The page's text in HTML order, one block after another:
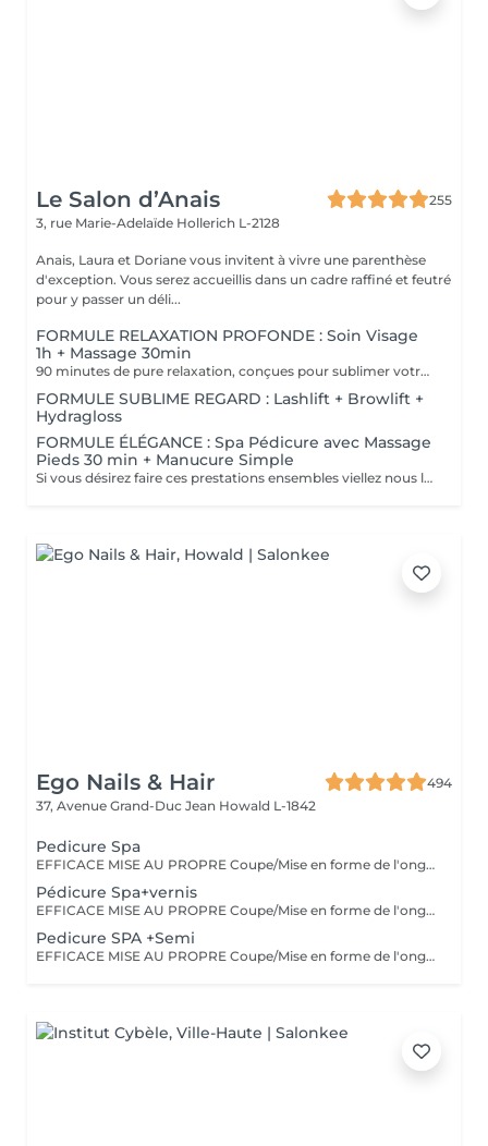
Le Salon d’Anais
255
3, rue Marie-Adelaïde Hollerich L-2128
Anais, Laura et Doriane vous invitent à vivre une parenthèse
d'exception. Vous serez accueillis dans un cadre raffiné et feutré
pour y passer un déli...
FORMULE RELAXATION PROFONDE : Soin Visage
1h + Massage 30min
90 minutes de pure relaxation, conçues pour sublimer votre peau tout en relâchant les tensions du corps. Une Tisane détox vous sera offerte pour prolonger cet instant de douceur.
FORMULE SUBLIME REGARD : Lashlift + Browlift +
Hydragloss
FORMULE ÉLÉGANCE : Spa Pédicure avec Massage
Pieds 30 min + Manucure Simple
Si vous désirez faire ces prestations ensembles viellez nous le préciser en note lors de votre réservation. Un supplément vous sera demander si vous souhaiter un vernis simple ou semi-permanent.
Ego Nails & Hair
494
37, Avenue Grand-Duc Jean Howald L-1842
Pedicure Spa
EFFICACE MISE AU PROPRE Coupe/Mise en forme de l'ongle/retrait des cuticules/retrait des callosités/peeling/gommage/crème La pédicure classique est une pédicure simple complète et efficace elle est parfaite pour entretenir vos pieds tout au long de l'année.
Pédicure Spa+vernis
EFFICACE MISE AU PROPRE Coupe/Mise en forme de l'ongle/retrait des cuticules/retrait des callosités/peeling/gommage/crème La pédicure classique est une pédicure simple complète et efficace elle est parfaite pour entretenir vos pieds tout au long de l'année.
Pedicure SPA +Semi
EFFICACE MISE AU PROPRE Coupe/Mise en forme de l'ongle/retrait des cuticules/retrait des callosités/peeling/gommage/crème La pédicure classique est une pédicure simple complète et efficace elle est parfaite pour entretenir vos pieds tout au long de l'année.